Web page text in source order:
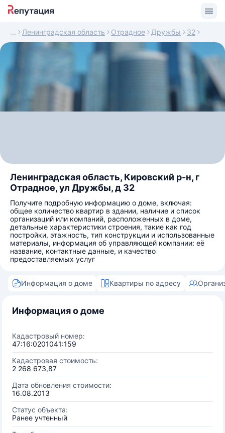
Ленинградская область Отрадное Дружбы 32
Ленинградская область, Кировский р-н, г
Отрадное, ул Дружбы, д 32
Получите подробную информацию о доме, включая:
общее количество квартир в здании, наличие и список
организаций или компаний, расположенных в доме,
детальные характеристики строения, такие как год
постройки, этажность, тип конструкции и использованные
материалы, информация об управляющей компании: её
название, контактные данные, и качество
предоставляемых услуг
Информация о доме Квартиры по адресу
Информация о доме
Кадастровый номер:
47:16:0201041:159
Кадастровая стоимость:
2 268 673,87
Дата обновления стоимости:
16.08.2013
Статус объекта:
Ранее учтенный